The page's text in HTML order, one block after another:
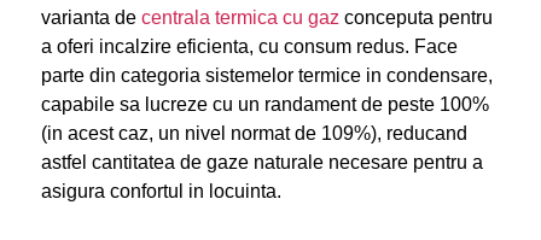
varianta de centrala termica cu gaz conceputa pentru
a oferi incalzire eficienta, cu consum redus. Face
parte din categoria sistemelor termice in condensare,
capabile sa lucreze cu un randament de peste 100%
(in acest caz, un nivel normat de 109%), reducand
astfel cantitatea de gaze naturale necesare pentru a
asigura confortul in locuinta.